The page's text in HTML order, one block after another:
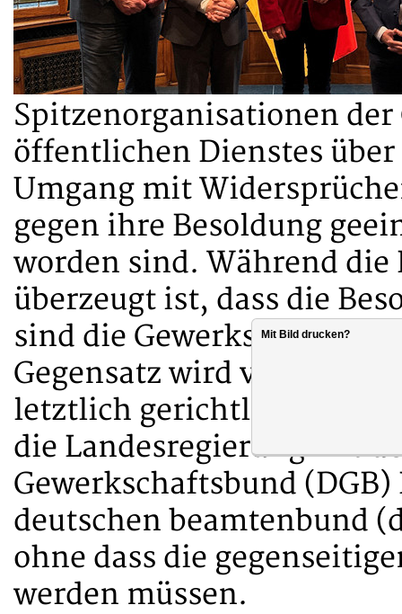
Spitzenorganisationen der
öffentlichen Dienstes
Umgang mit
gegen ihre Besoldung
worden sind. Während die
überzeugt ist, dass die
sind die Gewerkschaften
Gegensatz wird von
letztlich gerichtlich
die Landesregierung mit
Gewerkschaftsbund
deutschen beamtenbund
ohne dass die
werden müssen.
Mit Bild drucken?